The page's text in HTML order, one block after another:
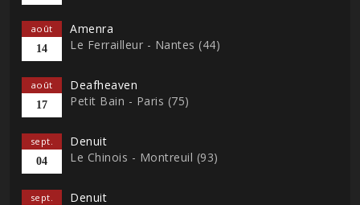
août
14
Amenra
Le Ferrailleur - Nantes (44)
août
17
Deafheaven
Petit Bain - Paris (75)
sept.
04
Denuit
Le Chinois - Montreuil (93)
sept.
Denuit